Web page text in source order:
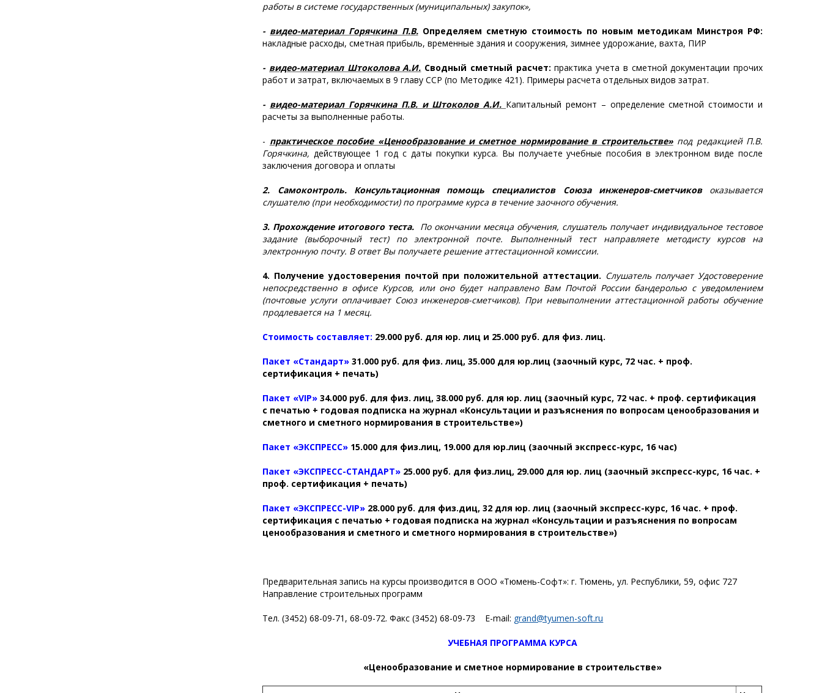
работы в системе государственных (муниципальных) закупок»,
- видео-материал Горячкина П.В. Определяем сметную стоимость по новым методикам Минстроя РФ:
накладные расходы, сметная прибыль, временные здания и сооружения, зимнее удорожание, вахта, ПИР
- видео-материал Штоколова А.И. Сводный сметный расчет: практика учета в сметной документации прочих
работ и затрат, включаемых в 9 главу ССР (по Методике 421). Примеры расчета отдельных видов затрат.
- видео-материал Горячкина П.В. и Штоколов А.И. Капитальный ремонт – определение сметной стоимости и
расчеты за выполненные работы.
- практическое пособие «Ценообразование и сметное нормирование в строительстве» под редакцией П.В.
Горячкина, действующее 1 год с даты покупки курса. Вы получаете учебные пособия в электронном виде после
заключения договора и оплаты
2. Самоконтроль. Консультационная помощь специалистов Союза инженеров-сметчиковоказывается
слушателю (при необходимости) по программе курса в течение заочного обучения.
3. Прохождение итогового теста. По окончании месяца обучения, слушатель получает индивидуальное тестовое
задание (выборочный тест) по электронной почте. Выполненный тест направляете методисту курсов на
электронную почту. В ответ Вы получаете решение аттестационной комиссии.
4. Получение удостоверения почтой при положительной аттестации. Слушатель получает Удостоверение
непосредственно в офисе Курсов, или оно будет направлено Вам Почтой России бандеролью с уведомлением
(почтовые услуги оплачивает Союз инженеров-сметчиков). При невыполнении аттестационной работы обучение
продлевается на 1 месяц.
Стоимость составляет: 29.000 руб. для юр. лиц и 25.000 руб. для физ. лиц.
Пакет «Стандарт»31.000 руб. для физ. лиц, 35.000 для юр.лиц (заочный курс, 72 час. + проф.
сертификация + печать)
Пакет «VIP» 34.000 руб. для физ. лиц, 38.000 руб. для юр. лиц (заочный курс, 72 час. + проф. сертификация
с печатью + годовая подписка на журнал «Консультации и разъяснения по вопросам ценообразования и
сметного и сметного нормирования в строительстве»)
Пакет «ЭКСПРЕСС» 15.000 для физ.лиц, 19.000 для юр.лиц (заочный экспресс-курс, 16 час)
Пакет «ЭКСПРЕСС-СТАНДАРТ» 25.000 руб. для физ.лиц, 29.000 для юр. лиц (заочный экспресс-курс, 16 час. +
проф. сертификация + печать)
Пакет «ЭКСПРЕСС-VIP» 28.000 руб. для физ.диц, 32 для юр. лиц (заочный экспресс-курс, 16 час. + проф.
сертификация с печатью + годовая подписка на журнал «Консультации и разъяснения по вопросам
ценообразования и сметного и сметного нормирования в строительстве»)
Предварительная запись на курсы производится в ООО «Тюмень-Софт»: г. Тюмень, ул. Республики, 59, офис 727
Направление строительных программ
Тел. (3452) 68-09-71, 68-09-72. Факс (3452) 68-09-73 Е-mail: grand@tyumen-soft.ru
УЧЕБНАЯ ПРОГРАММА КУРСА
«Ценообразование и сметное нормирование в строительстве»